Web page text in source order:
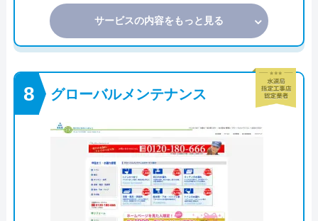
サービスの内容をもっと見る
グローバルメンテナンス